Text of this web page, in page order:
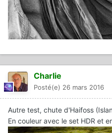
Charlie
Posté(e) 26 mars 2016
Autre test, chute d'Haifoss
En couleur avec le set HDR et